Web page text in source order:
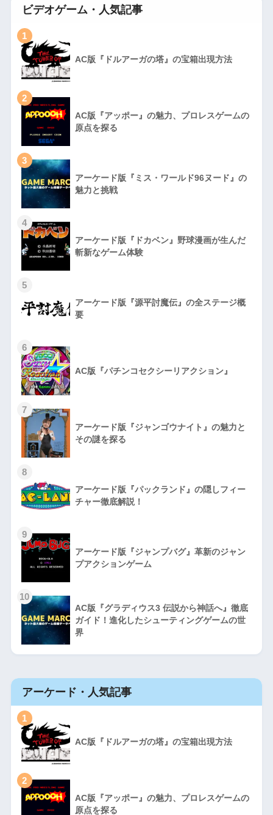
ビデオゲーム・人気記事
1
AC版『ドルアーガの塔』の宝箱出現方法
2
AC版『アッポー』の魅力、プロレスゲームの
原点を探る
3
アーケード版『ミス・ワールド96ヌード』の
魅力と挑戦
4
アーケード版『ドカベン』野球漫画が生んだ
斬新なゲーム体験
5
アーケード版『源平討魔伝』の全ステージ概
要
6
AC版『パチンコセクシーリアクション』
7
アーケード版『ジャンゴウナイト』の魅力と
その謎を探る
8
アーケード版『パックランド』の隠しフィー
チャー徹底解説！
9
アーケード版『ジャンプバグ』革新のジャン
プアクションゲーム
10
AC版『グラディウス3 伝説から神話へ』徹底
ガイド！進化したシューティングゲームの世
界
アーケード・人気記事
1
AC版『ドルアーガの塔』の宝箱出現方法
2
AC版『アッポー』の魅力、プロレスゲームの
原点を探る